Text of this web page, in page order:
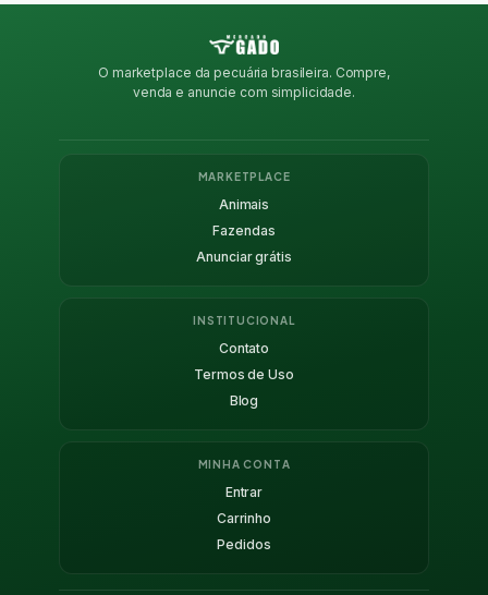
O marketplace da pecuária brasileira. Compre,
venda e anuncie com simplicidade.
MARKETPLACE
Animais
Fazendas
Anunciar grátis
INSTITUCIONAL
Contato
Termos de Uso
Blog
MINHA CONTA
Entrar
Carrinho
Pedidos